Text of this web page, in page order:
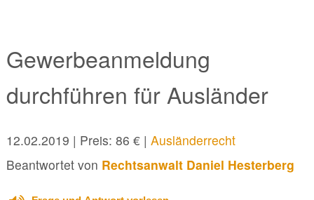
Gewerbeanmeldung
durchführen für Ausländer
12.02.2019 | Preis: 86 € | Ausländerrecht
Beantwortet von Rechtsanwalt Daniel Hesterberg